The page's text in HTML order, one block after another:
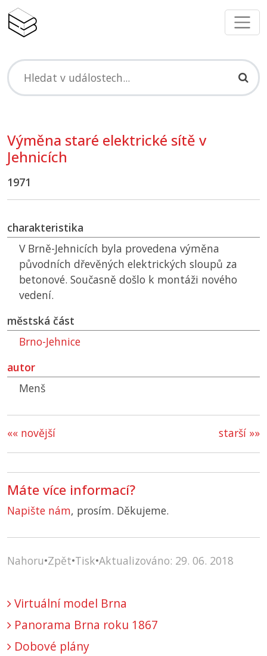
Výměna staré elektrické sítě v
Jehnicích
1971
charakteristika
V Brně-Jehnicích byla provedena výměna
původních dřevěných elektrických sloupů za
betonové. Současně došlo k montáži nového
vedení.
městská část
Brno-Jehnice
autor
Menš
starší »»
«« novější
Máte více informací?
Napište nám, prosím. Děkujeme.
Nahoru•Zpět•Tisk•Aktualizováno: 29. 06. 2018
Virtuální model Brna
Panorama Brna roku 1867
Dobové plány